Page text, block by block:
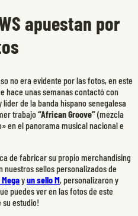
apuestan por
no era evidente por las fotos, en este
hace unas semanas contactó con
líder de la banda hispano senegalesa
trabajo“African Groove”(mezcla
en el panorama musical nacional e
de fabricar su propio merchandising
sellos personalizados de
yun sello M, personalizaron y
puedes ver en las fotos de este
su estudio!